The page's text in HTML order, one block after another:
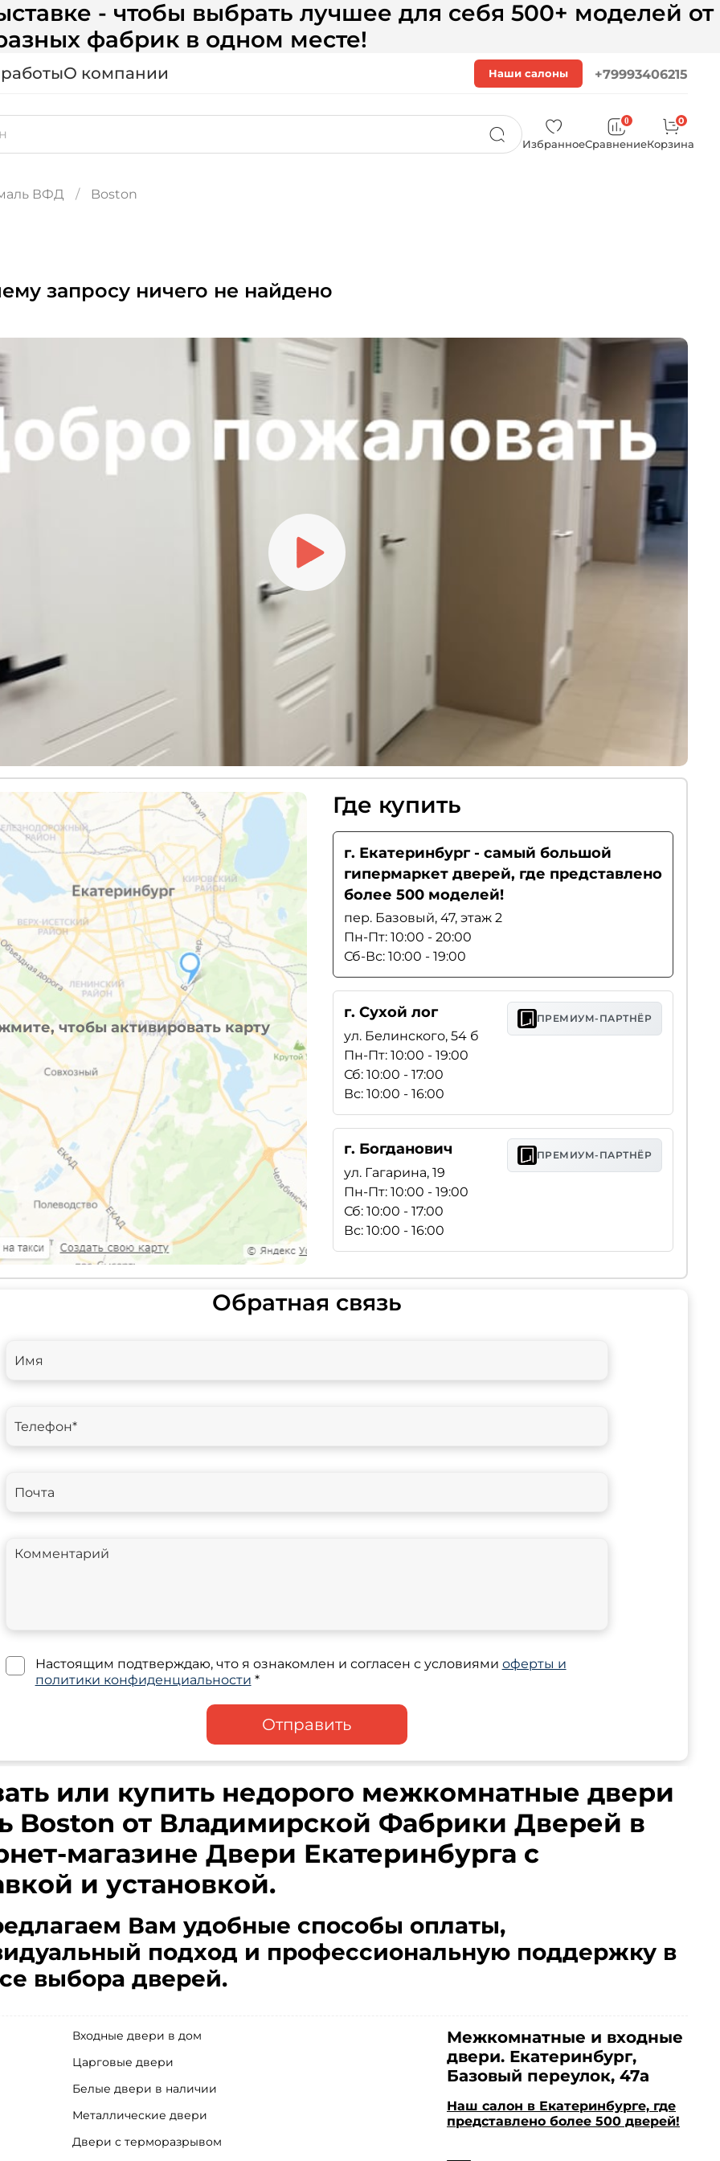
- чтобы выбрать лучшее для себя 500+ моделей от
фабрик в одном месте!
О компании Наши салоны +79993406215
Избранное
0
Сравнение
0
Корзина
ВФД Boston
запросу ничего не найдено
чтобы активировать карту
Где купить
г. Екатеринбург - самый большой
гипермаркет дверей, где представлено
более 500 моделей!
пер. Базовый, 47, этаж 2
Пн-Пт: 10:00 - 20:00
Сб-Вс: 10:00 - 19:00
г. Сухой лог
ул. Белинского, 54 б
Пн-Пт: 10:00 - 19:00
Сб: 10:00 - 17:00
Вс: 10:00 - 16:00
ПРЕМИУМ-ПАРТНЁР
г. Богданович
ул. Гагарина, 19
Пн-Пт: 10:00 - 19:00
Сб: 10:00 - 17:00
Вс: 10:00 - 16:00
ПРЕМИУМ-ПАРТНЁР
Обратная связь
Настоящим подтверждаю, что я ознакомлен и согласен с условиями оферты и
политики конфиденциальности *
Отправить
или купить недорого межкомнатные двери
Boston от Владимирской Фабрики Дверей в
магазине Двери Екатеринбурга с
и установкой.
Вам удобные способы оплаты,
подход и профессиональную поддержку в
выбора дверей.
Входные двери в дом
Царговые двери
Белые двери в наличии
Металлические двери
Двери с терморазрывом
Межкомнатные и входные
двери. Екатеринбург,
Базовый переулок, 47а
Наш салон в Екатеринбурге, где
представлено более 500 дверей!